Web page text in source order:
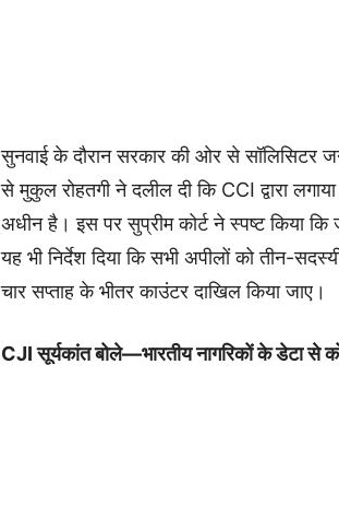
सुनवाई के दौरान सरकार की ओर से
से मुकुल रोहतगी ने दलील दी कि CCI द्वारा
अधीन है। इस पर सुप्रीम कोर्ट ने स्पष्ट किया
यह भी निर्देश दिया कि सभी अपीलों को तीन-
चार सप्ताह के भीतर काउंटर दाखिल किया जाए।
CJI सूर्यकांत बोले—भारतीय नागरिकों के डेटा से